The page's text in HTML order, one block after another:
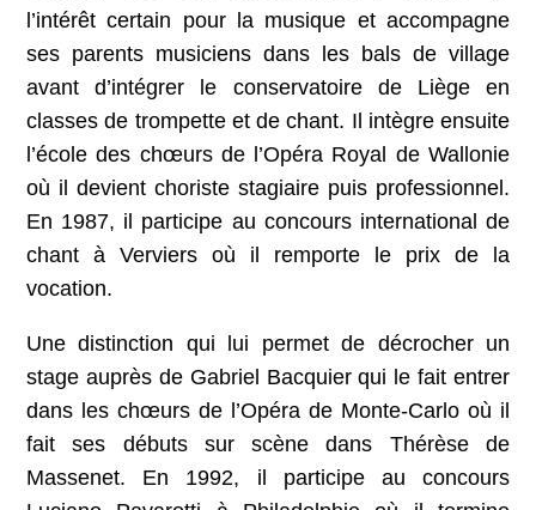
l’intérêt certain pour la musique et accompagne
ses parents musiciens dans les bals de village
avant d’intégrer le conservatoire de Liège en
classes de trompette et de chant. Il intègre ensuite
l’école des chœurs de l’Opéra Royal de Wallonie
où il devient choriste stagiaire puis professionnel.
En 1987, il participe au concours international de
chant à Verviers où il remporte le prix de la
vocation.
Une distinction qui lui permet de décrocher un
stage auprès de Gabriel Bacquier qui le fait entrer
dans les chœurs de l’Opéra de Monte-Carlo où il
fait ses débuts sur scène dans Thérèse de
Massenet. En 1992, il participe au concours